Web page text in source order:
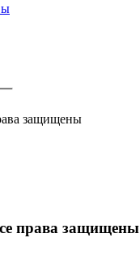
защищены
права защищены